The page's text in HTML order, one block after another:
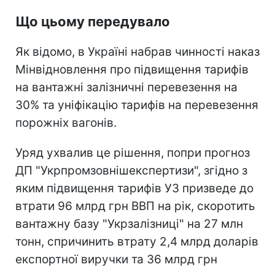
Що цьому передувало
Як відомо, в Україні набрав чинності наказ
Мінвідновлення про підвищення тарифів
на вантажні залізничні перевезення на
30% та уніфікацію тарифів на перевезення
порожніх вагонів.
Уряд ухвалив це рішення, попри прогноз
ДП "Укрпромзовнішекспертизи", згідно з
яким підвищення тарифів УЗ призведе до
втрати 96 млрд грн ВВП на рік, скоротить
вантажну базу "Укрзалізниці" на 27 млн
тонн, спричинить втрату 2,4 млрд доларів
експортної виручки та 36 млрд грн